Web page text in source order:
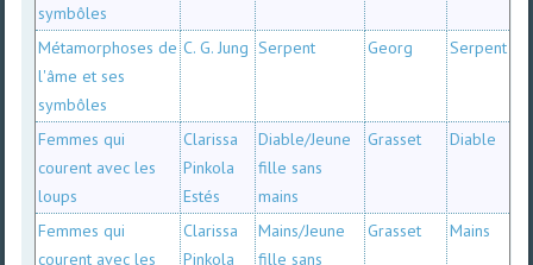
symbôles
Métamorphoses de
l'âme et ses
symbôles
C. G. Jung Serpent Georg Serpent
Femmes qui
courent avec les
loups
Clarissa
Pinkola
Estés
Diable/Jeune
fille sans
mains
Grasset Diable
Femmes qui
courent avec les
Clarissa
Pinkola
Mains/Jeune
fille sans
Grasset Mains